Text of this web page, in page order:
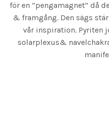
för en ”pengamagnet” då
& framgång. Den sägs
vår inspiration. Pyriten
solarplexus&